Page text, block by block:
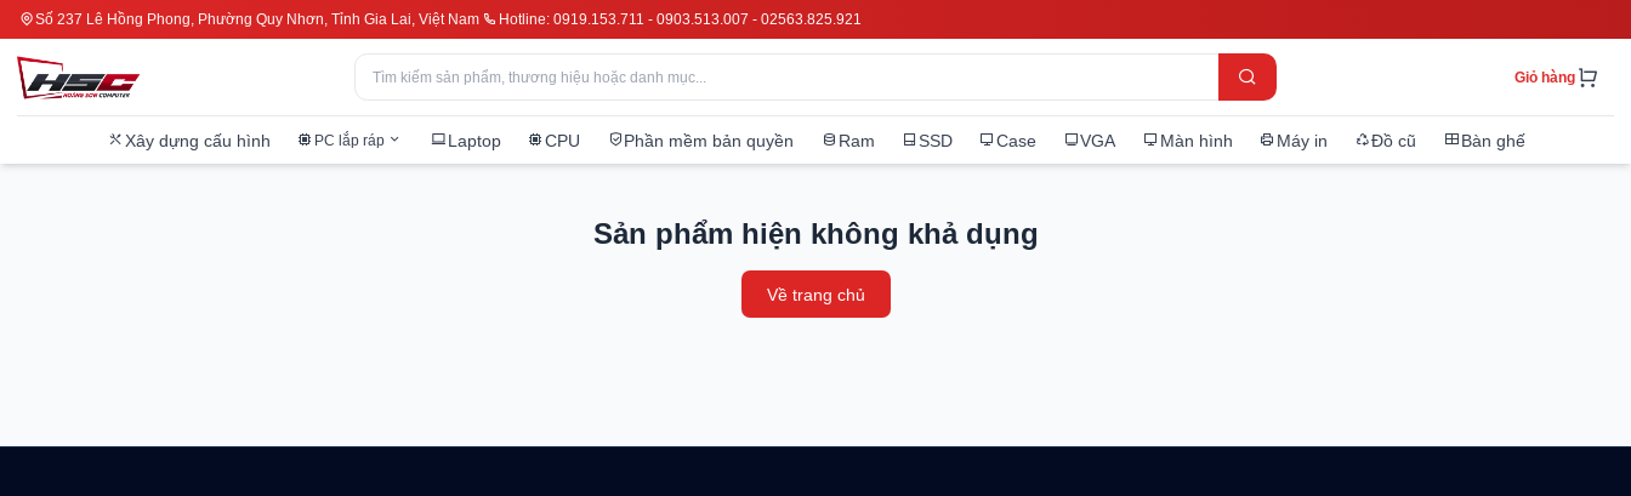
Số 237 Lê Hồng Phong, Phường Quy Nhơn, Tỉnh Gia Lai, Việt Nam Hotline: 0919.153.711 - 0903.513.007 - 02563.825.921
Giỏ hàng
Xây dựng cấu hình PC lắp ráp Laptop CPU Phần mềm bản quyền Ram SSD Case VGA Màn hình Máy in Đồ cũ Bàn ghế
Sản phẩm hiện không khả dụng
Về trang chủ